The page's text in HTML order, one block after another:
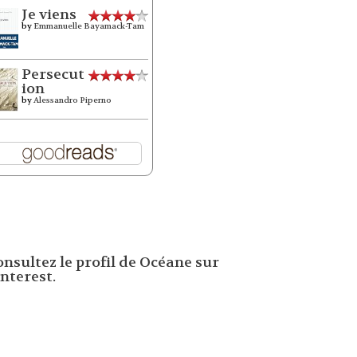
Je viens
by Emmanuelle Bayamack-Tam
Persecut
ion
byAlessandro Piperno
le profil de Océane sur